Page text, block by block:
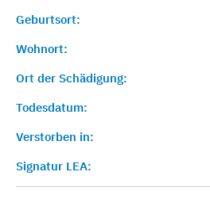
Geburtsort:
Wohnort:
Ort der Schädigung:
Todesdatum:
Verstorben in:
Signatur LEA: